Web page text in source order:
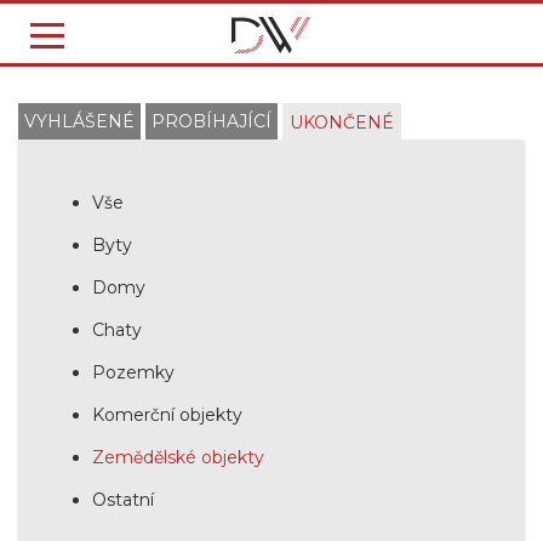
VYHLÁŠENÉ PROBÍHAJÍCÍ UKONČENÉ
Vše
Byty
Domy
Chaty
Pozemky
Komerční objekty
Zemědělské objekty
Ostatní